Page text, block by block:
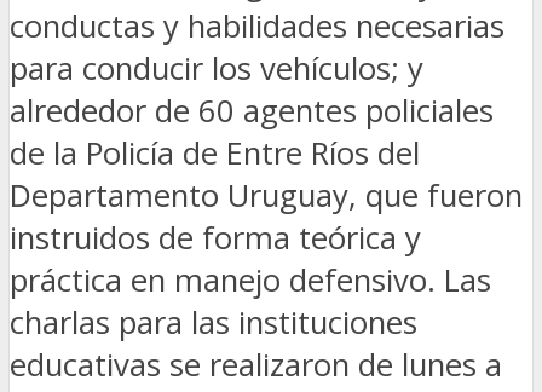
conductas y habilidades necesarias
para conducir los vehículos; y
alrededor de 60 agentes policiales
de la Policía de Entre Ríos del
Departamento Uruguay, que fueron
instruidos de forma teórica y
práctica en manejo defensivo. Las
charlas para las instituciones
educativas se realizaron de lunes a